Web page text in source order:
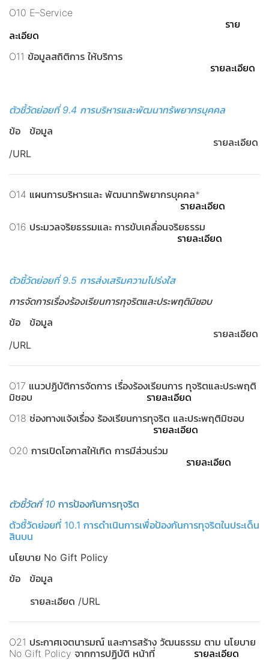
O10 E–Service
ราย
ละเอียด
O11 ข้อมูลสถิติการ ให้บริการ
รายละเอียด
ตัวชี้วัดย่อยที่ 9.4 การบริหารและพัฒนาทรัพยากรบุคคล
ข้อ ข้อมูล
รายละเอียด
/URL
O14 แผนการบริหารและ พัฒนาทรัพยากรบุคคล*
รายละเอียด
O16 ประมวลจริยธรรมและ การขับเคลื่อนจริยธรรม
รายละเอียด
ตัวชี้วัดย่อยที่ 9.5 การส่งเสริมความโปร่งใส
การจัดการเรื่องร้องเรียนการทุจริตและประพฤติมิชอบ
ข้อ ข้อมูล
รายละเอียด
/URL
O17 แนวปฏิบัติการจัดการ เรื่องร้องเรียนการ ทุจริตและประพฤติ
มิชอบ รายละเอียด
O18 ช่องทางแจ้งเรื่อง ร้องเรียนการทุจริต และประพฤติมิชอบ
รายละเอียด
O20 การเปิดโอกาสให้เกิด การมีส่วนร่วม
รายละเอียด
ตัวชี้วัดที่ 10 การป้องกันการทุจริต
ตัวชี้วัดย่อยที่ 10.1 การดำเนินการเพื่อป้องกันการทุจริตในประเด็น
สินบน
นโยบาย No Gift Policy
ข้อ ข้อมูล
รายละเอียด /URL
O21 ประกาศเจตนารมณ์ และการสร้าง วัฒนธรรม ตาม นโยบาย
No Gift Policy จากการปฏิบัติ หน้าที่ รายละเอียด